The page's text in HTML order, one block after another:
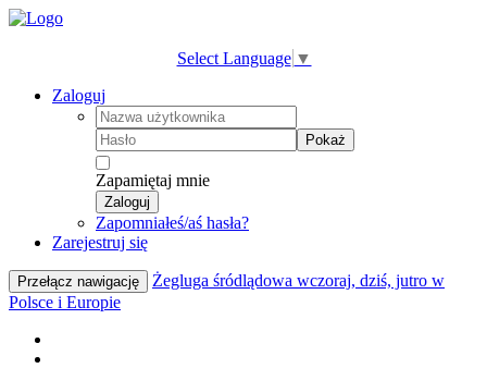
Select Language ▼
Zaloguj
Pokaż
Zapamiętaj mnie
Zaloguj
Zapomniałeś/aś hasła?
Zarejestruj się
Przełącz nawigację
Żegluga śródlądowa wczoraj, dziś, jutro w
Polsce i Europie